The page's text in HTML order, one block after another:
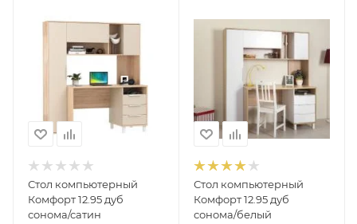
Стол компьютерный
Комфорт 12.95 дуб
сонома/сатин
Стол компьютерный
Комфорт 12.95 дуб
сонома/белый